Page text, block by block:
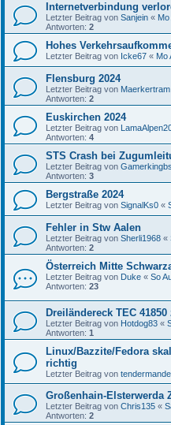
Internetverbindung
Letzter Beitrag von Sanjein «
Antworten: 2
Hohes
Letzter Beitrag von Icke67 « Mo
Flensburg 2024
Letzter Beitrag von Maerkertram
Antworten: 2
Euskirchen 2024
Letzter Beitrag von
Antworten: 4
STS Crash bei
Letzter Beitrag von Gamerkingbs
Antworten: 3
Bergstraße 2024
Letzter Beitrag von SignalKs0 «
Fehler in Stw Aalen
Letzter Beitrag von Sherli1968 «
Antworten: 2
Österreich Mitte
Letzter Beitrag von Duke « So
Antworten: 23
Dreiländereck TEC 41850
Letzter Beitrag von Hotdog83 «
Antworten: 1
Linux/Bazzite/Fedora
richtig
Letzter Beitrag von
Großenhain-Elsterwerda
Letzter Beitrag von Chris135 «
Antworten: 2